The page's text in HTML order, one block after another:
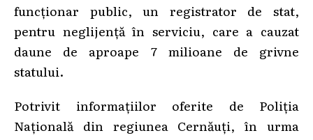
funcționar public, un registrator de stat,
pentru neglijență în serviciu, care a cauzat
daune de aproape 7 milioane de grivne
statului.
Potrivit informațiilor oferite de Poliția
Națională din regiunea Cernăuți, în urma